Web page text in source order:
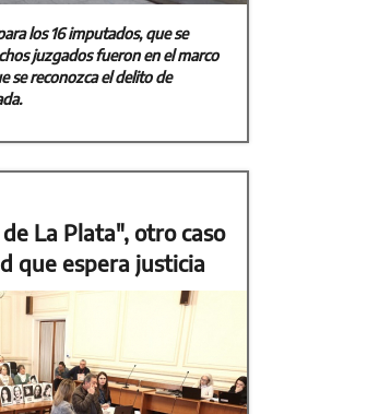
los 16 imputados, que se
juzgados fueron en el marco
se reconozca el delito de
La Plata", otro caso
que espera justicia